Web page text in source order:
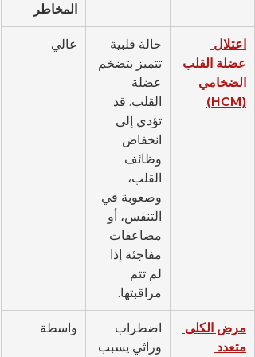
المخاطر
اعتلال
عضلة القلب
الضخامي
(HCM)
حالة قلبية
تتميز بتضخم
عضلة
القلب. قد
تؤدي إلى
انخفاض
وظائف
القلب،
وصعوبة في
التنفس، أو
مضاعفات
مفاجئة إذا
لم تتم
مراقبتها.
عالي
مرض الكلى
متعدد
اضطراب
وراثي يسبب
واسطة